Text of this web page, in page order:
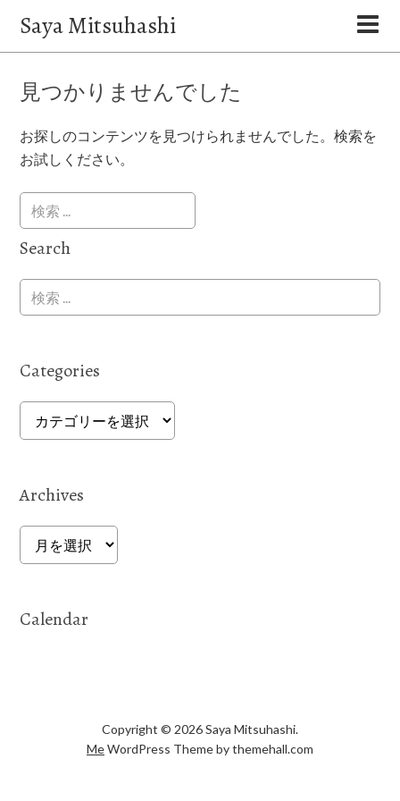
Saya Mitsuhashi
見つかりませんでした
お探しのコンテンツを見つけられませんでした。検索を
お試しください。
Search
Categories
Categories
Archives
Archives
Calendar
Copyright © 2026 Saya Mitsuhashi.
MeWordPress Theme by themehall.com